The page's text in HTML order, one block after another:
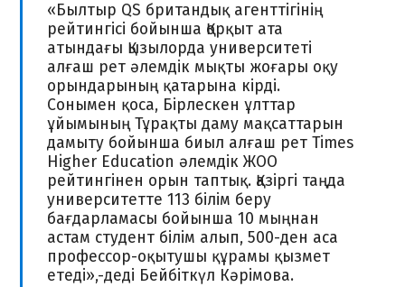
«Былтыр QS британдық агенттігінің
рейтингісі бойынша Қорқыт ата
атындағы Қызылорда университеті
алғаш рет әлемдік мықты жоғары оқу
орындарының қатарына кірді.
Сонымен қоса, Бірлескен ұлттар
ұйымының Тұрақты даму мақсаттарын
дамыту бойынша биыл алғаш рет Times
Higher Education әлемдік ЖОО
рейтингінен орын таптық. Қазіргі таңда
университетте 113 білім беру
бағдарламасы бойынша 10 мыңнан
астам студент білім алып, 500-ден аса
профессор-оқытушы құрамы қызмет
етеді»,-деді Бейбіткүл Кәрімова.